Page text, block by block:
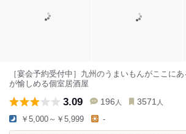
［宴会予約受付中］九州のうまいもんがここに
が愉しめる個室居酒屋
3.09 196 人 3571 人
￥5,000～￥5,999 -